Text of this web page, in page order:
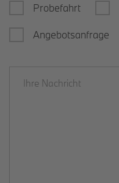
Probefahrt
Angebotsanfrage